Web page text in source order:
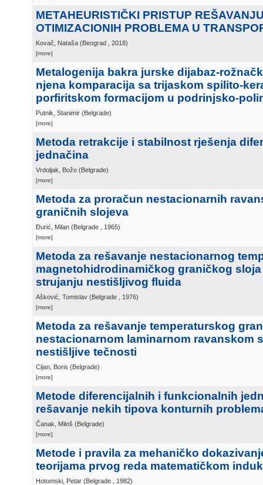
METAHEURISTIČKI PRISTUP
OTIMIZACIONIH PROBLEMA U
Kovač, Nataša (Beograd , 2018)
[more]
Metalogenija bakra jurske dijabaz-
njena komparacija sa trijaskom spilito-
porfiritskom formacijom u podrinjsko-
Putnik, Stanimir (Belgrade)
[more]
Metoda retrakcije i stabilnost rješenja
jednačina
Vrdoljak, Božo (Belgrade)
[more]
Metoda za proračun nestacionarnih
graničnih slojeva
Đurić, Milan (Belgrade , 1965)
[more]
Metoda za rešavanje nestacionarnog
magnetohidrodinamičkog graničkog
strujanju nestišljivog fluida
Ašković, Tomislav (Belgrade , 1976)
[more]
Metoda za rešavanje temperaturskog
nestacionarnom laminarnom ravanskom
nestišljive tečnosti
Cijan, Boris (Belgrade)
[more]
Metode diferencijalnih i funkcionalnih
rešavanje nekih tipova konturnih
Čanak, Miloš (Belgrade)
[more]
Metode i pravila za mehaničko
teorijama prvog reda matematičkom
Hotomski, Petar (Belgrade , 1982)